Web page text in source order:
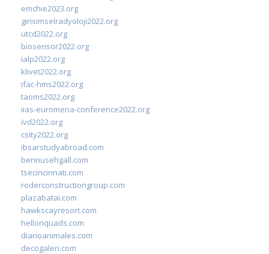
emchie2023.org
girisimselradyoloji2022.org
utcd2022.org
biosensor2022.org
ialp2022.org
klivet2022.org
ifac-hms2022.org
taoms2022.org
iias-euromena-conference2022.org
ivd2022.org
csity2022.org
ibsarstudyabroad.com
bennusehgall.com
tsecincinnati.com
roderconstructiongroup.com
plazabatai.com
hawkscayresort.com
hellonquads.com
diarioanimales.com
decogaleri.com